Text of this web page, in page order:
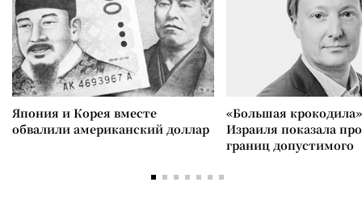
Япония и Корея вместе
обвалили американский доллар
«Большая
Израиля показала
границ допустимого